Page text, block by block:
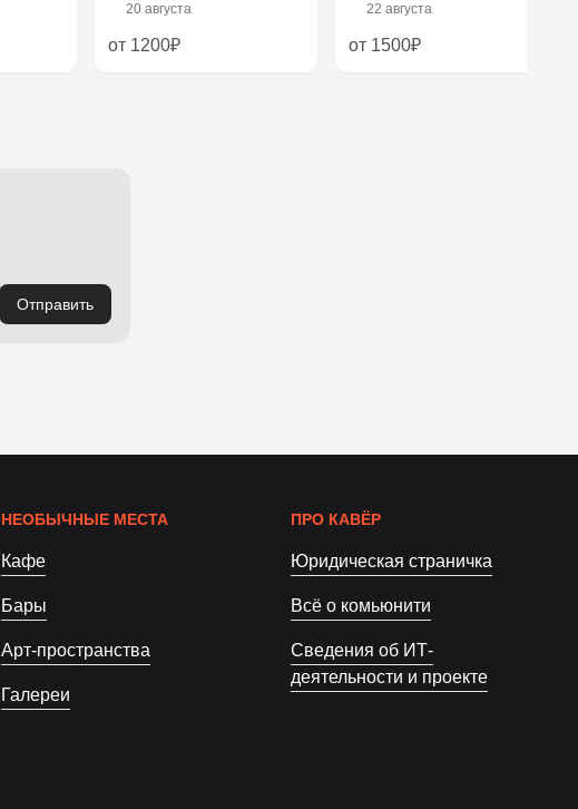
20 августа
от 1200₽
22 августа
от 1500₽
Отправить
НЕОБЫЧНЫЕ МЕСТА
Кафе
Бары
Арт-пространства
Галереи
ПРО КАВЁР
Юридическая страничка
Всё о комьюнити
Сведения об ИТ-
деятельности и проекте